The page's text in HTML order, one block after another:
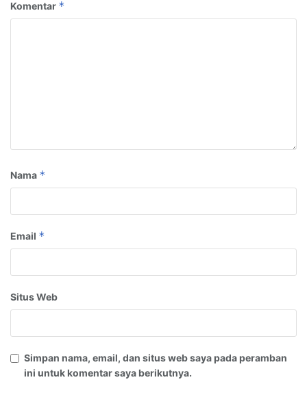
Komentar *
Nama *
Email *
Situs Web
Simpan nama, email, dan situs web saya pada peramban
ini untuk komentar saya berikutnya.